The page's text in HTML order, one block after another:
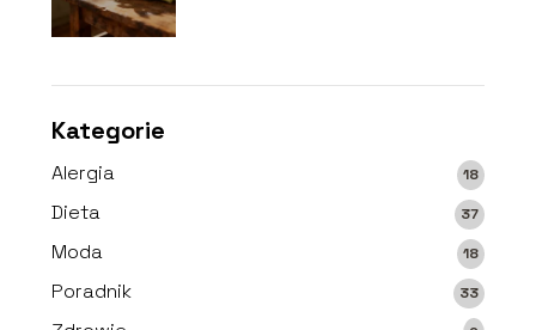
Kategorie
Alergia 18
Dieta 37
Moda 18
Poradnik 33